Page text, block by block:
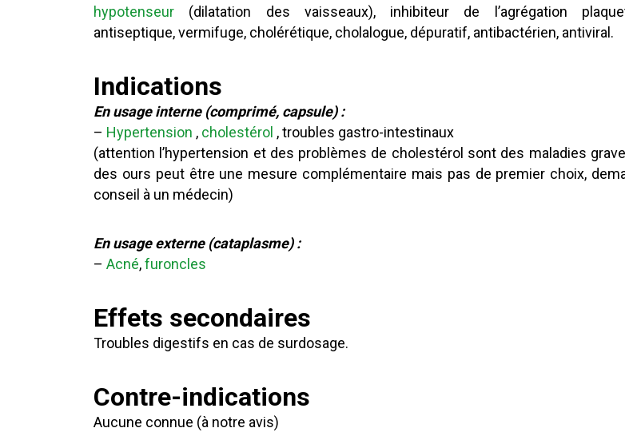
hypotenseur (dilatation des vaisseaux), inhibiteur de l’agrégation
antiseptique, vermifuge, cholérétique, cholalogue, dépuratif, antibactérien, antiviral.
Indications
En usage interne (comprimé, capsule) :
– Hypertension , cholestérol , troubles gastro-intestinaux
(attention l’hypertension et des problèmes de cholestérol sont des maladies
des ours peut être une mesure complémentaire mais pas de premier choix,
conseil à un médecin)
En usage externe (cataplasme) :
– Acné,furoncles
Effets secondaires
Troubles digestifs en cas de surdosage.
Contre-indications
Aucune connue (à notre avis)